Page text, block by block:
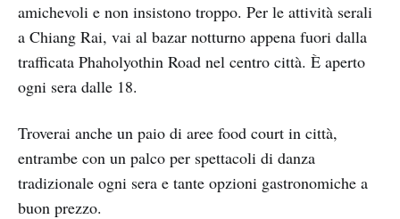
amichevoli e non insistono troppo. Per le attività serali
a Chiang Rai, vai al bazar notturno appena fuori dalla
trafficata Phaholyothin Road nel centro città. È aperto
ogni sera dalle 18.
Troverai anche un paio di aree food court in città,
entrambe con un palco per spettacoli di danza
tradizionale ogni sera e tante opzioni gastronomiche a
buon prezzo.